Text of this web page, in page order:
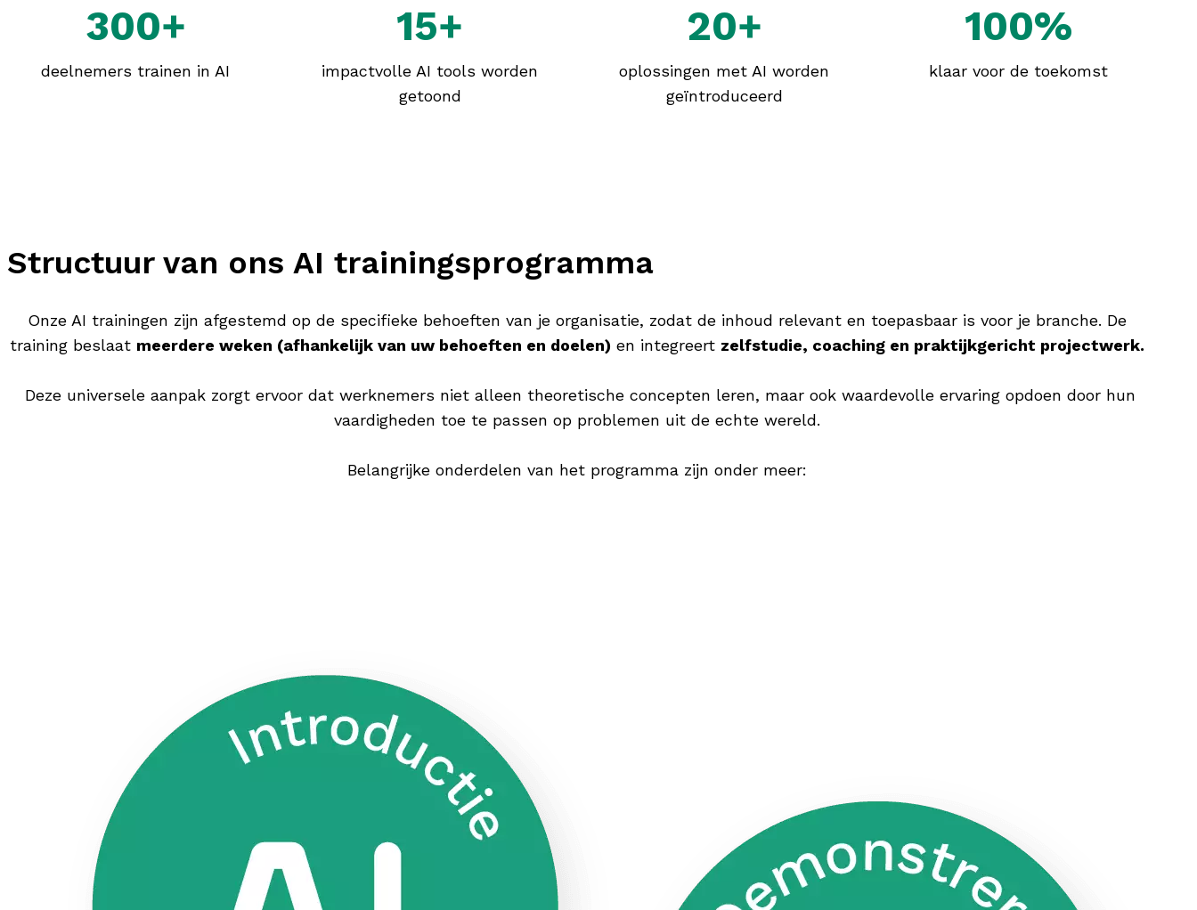
300+
deelnemers trainen in AI
15+
impactvolle AI tools worden
getoond
20+
oplossingen met AI worden
geïntroduceerd
100%
klaar voor de toekomst
Structuur van ons AI trainingsprogramma
Onze AI trainingen zijn afgestemd op de specifieke behoeften van je organisatie, zodat de inhoud relevant en toepasbaar is voor je branche. De
training beslaat meerdere weken (afhankelijk van uw behoeften en doelen) en integreert zelfstudie, coaching en praktijkgericht projectwerk.
Deze universele aanpak zorgt ervoor dat werknemers niet alleen theoretische concepten leren, maar ook waardevolle ervaring opdoen door hun
vaardigheden toe te passen op problemen uit de echte wereld.
Belangrijke onderdelen van het programma zijn onder meer: